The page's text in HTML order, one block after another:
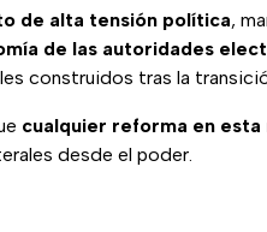
de alta tensión política,
de las autoridades
construidos tras la
cualquier reforma en
desde el poder.